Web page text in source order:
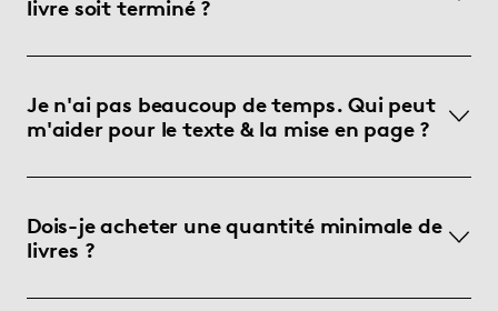
livre soit terminé ?
Je n'ai pas beaucoup de temps. Qui peut
m'aider pour le texte & la mise en page ?
Dois-je acheter une quantité minimale de
livres ?